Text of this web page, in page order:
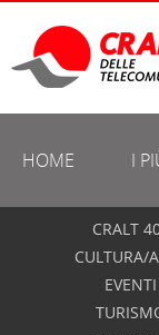
HOME I
CRALT
CULTURA/
EVENTI